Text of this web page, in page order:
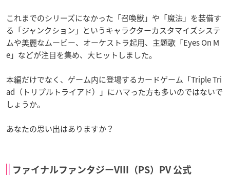
これまでのシリーズになかった「召喚獣」や「魔法」を装備す
る「ジャンクション」というキャラクターカスタマイズシステ
ムや美麗なムービー、オーケストラ起用、主題歌「Eyes On M
e」などが注目を集め、大ヒットしました。
本編だけでなく、ゲーム内に登場するカードゲーム「Triple Tri
ad（トリプルトライアド）
」にハマった方も多いのではないで
しょうか。
あなたの思い出はありますか？
ファイナルファンタジーVIII（PS）PV 公式